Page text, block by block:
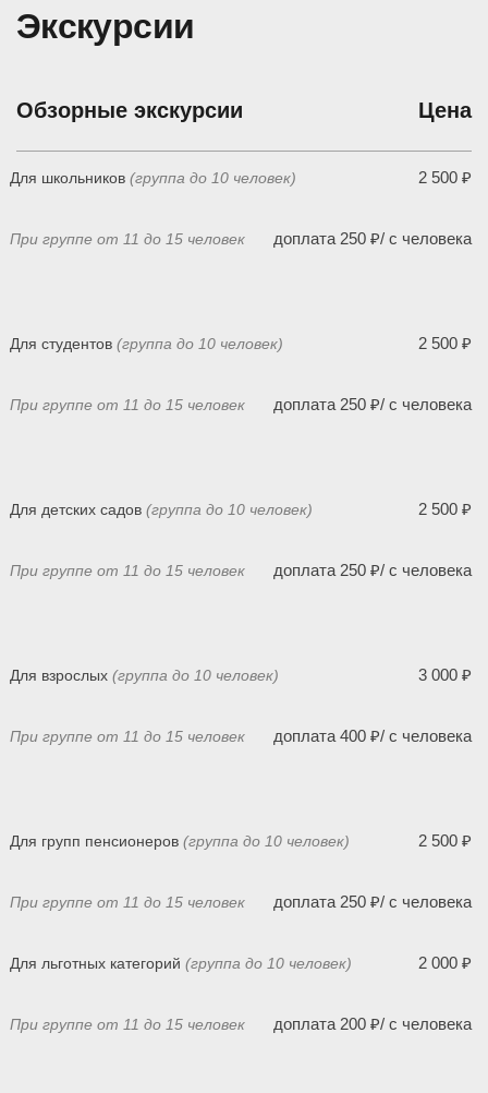
Экскурсии
Обзорные экскурсии Цена
Для школьников (группа до 10 человек) 2 500 ₽
При группе от 11 до 15 человек доплата 250 ₽/ с человека
Для студентов (группа до 10 человек) 2 500 ₽
При группе от 11 до 15 человек доплата 250 ₽/ с человека
Для детских садов (группа до 10 человек) 2 500 ₽
При группе от 11 до 15 человек доплата 250 ₽/ с человека
Для взрослых (группа до 10 человек) 3 000 ₽
При группе от 11 до 15 человек доплата 400 ₽/ с человека
Для групп пенсионеров (группа до 10 человек) 2 500 ₽
При группе от 11 до 15 человек доплата 250 ₽/ с человека
Для льготных категорий (группа до 10 человек) 2 000 ₽
При группе от 11 до 15 человек доплата 200 ₽/ с человека